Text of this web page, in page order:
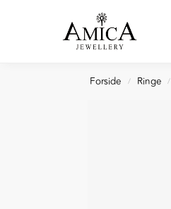
Forside / Ringe /